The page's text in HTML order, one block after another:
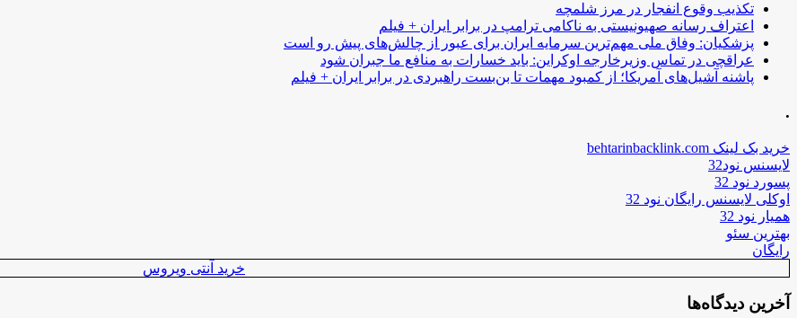
تکذیب وقوع انفجار در مرز شلمچه
اعتراف رسانه صهیونیستی به ناکامی ترامپ در برابر ایران + فیلم
پزشکیان: وفاق ملی مهم‌ترین سرمایه ایران برای عبور از چالش‌های پیش رو است
عراقچی در تماس وزیرخارجه اوکراین: باید خسارات به منافع ما جبران شود
پاشنه آشیل‌های آمریکا؛ از کمبود مهمات تا بن‌بست راهبردی در برابر ایران + فیلم
.
خرید بک لینک behtarinbacklink.com
لایسنس نود32
پسورد نود 32
اوکلی لایسنس رایگان نود 32
همیار نود 32
بهترین سئو
رایگان
خرید آنتی ویروس
آخرین دیدگاه‌ها